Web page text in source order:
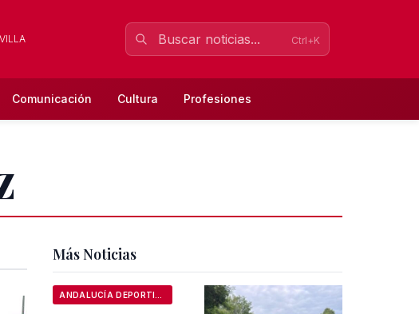
Ctrl+K
Comunicación Cultura Profesiones
Más Noticias